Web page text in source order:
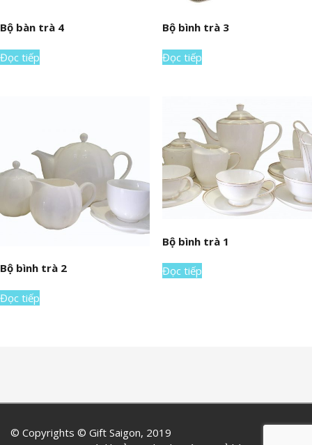
Bộ bàn trà 4
Đọc tiếp
Bộ bình trà 3
Đọc tiếp
Bộ bình trà 2
Đọc tiếp
Bộ bình trà 1
Đọc tiếp
© Copyrights © Gift Saigon, 2019